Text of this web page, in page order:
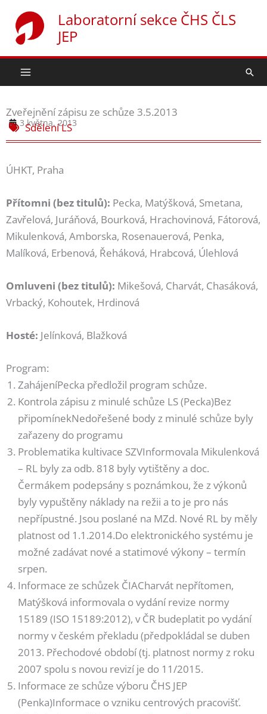
obsah
Laboratorní sekce ČHS ČLS
JEP
Zveřejnění zápisu ze schůze 3.5.2013
3 května, 2013
Sdělení LS
ÚHKT, Praha
Přítomni (bez titulů): Pecka, Matýšková, Smetana,
Zavřelová, Juráňová, Bourková, Hrachovinová, Fátorová,
Mikulenková, Amborska, Rosenauerová, Penka,
Malíková, Erbenová, Řeháková, Hrabcová, Úlehlová
Omluveni (bez titulů): Mikešová, Charvát, Chasáková,
Vrbacký, Kohoutek, Hrdinová
Hosté: Jelínková, Blažková
Program:
ZahájeníPecka předložil program schůze.
Kontrola zápisu z minulé schůze LS (Pecka)Bez
připomínekNedořešené body z minulé schůze byly
zařazeny do programu
Problematika kultivace SZVInformovala Mikulenková
– RL byly za odb. 818 byly vytištěny a doc.
Čermákem podepsány s poznámkou, že z výkonů
byly vypuštěny náklady na režii a to je pro nás
nepřípustné. Jsou poslané na MZd. Nové RL by měly
platnost od 1.1.2014.Do elektronického systému je
možné zadávat nové a statimové výkony – termín
srpen.
Informace ze schůzek ČIACharvát nepřítomen,
Matýšková informovala o vydání revize normy
15189 (ISO 15189:2012), v ČR budeplatit po vydání
normy v českém překladu (předpokládal se duben
2013. Přechodové období (tj. platnost normy z roku
2007 spolu s novou revizí je do 11/2015.
Informace ze schůze výboru ČHS JEP
(Penka)Informace o vzniku centrových pracovišť.